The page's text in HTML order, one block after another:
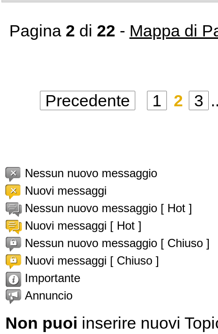
Pagina 2 di 22 - Mappa di
Precedente 1 2 3
Nessun nuovo messaggio
Nuovi messaggi
Nessun nuovo messaggio [ Hot ]
Nuovi messaggi [ Hot ]
Nessun nuovo messaggio [ Chiuso ]
Nuovi messaggi [ Chiuso ]
Importante
Annuncio
Non puoi inserire nuovi